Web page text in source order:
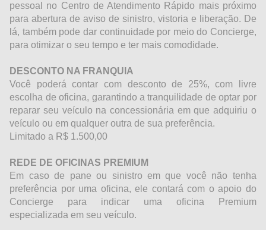
pessoal no Centro de Atendimento Rápido mais próximo
para abertura de aviso de sinistro, vistoria e liberação. De
lá, também pode dar continuidade por meio do Concierge,
para otimizar o seu tempo e ter mais comodidade.
DESCONTO NA FRANQUIA
Você poderá contar com desconto de 25%, com livre
escolha de oficina, garantindo a tranquilidade de optar por
reparar seu veículo na concessionária em que adquiriu o
veículo ou em qualquer outra de sua preferência.
Limitado a R$ 1.500,00
REDE DE OFICINAS PREMIUM
Em caso de pane ou sinistro em que você não tenha
preferência por uma oficina, ele contará com o apoio do
Concierge para indicar uma oficina Premium
especializada em seu veículo.